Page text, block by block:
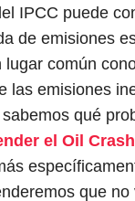
IPCC puede
de emisiones
lugar común
las emisiones
qué
el Oil
que